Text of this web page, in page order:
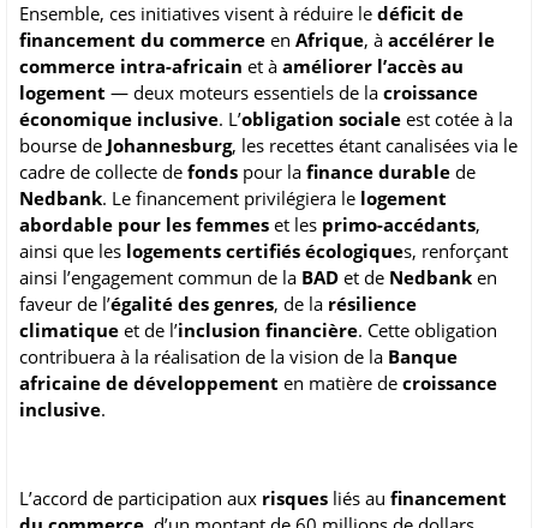
Ensemble, ces initiatives visent à réduire le déficit de
financement du commerce en Afrique, à accélérer le
commerce intra-africain et à améliorer l’accès au
logement — ​​deux moteurs essentiels de la croissance
économique inclusive. L’obligation sociale est cotée à la
bourse de Johannesburg, les recettes étant canalisées via le
cadre de collecte de fonds pour la finance durable de
Nedbank. Le financement privilégiera le logement
abordable pour les femmes et les primo-accédants,
ainsi que les logements certifiés écologiques, renforçant
ainsi l’engagement commun de la BAD et de Nedbank en
faveur de l’égalité des genres, de la résilience
climatique et de l’inclusion financière. Cette obligation
contribuera à la réalisation de la vision de la Banque
africaine de développement en matière de croissance
inclusive.
L’accord de participation aux risques liés au financement